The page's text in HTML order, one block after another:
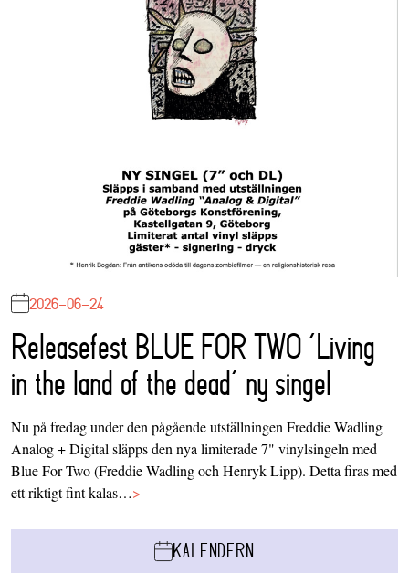
2026-06-24
Releasefest BLUE FOR TWO ‘Living
in the land of the dead’ ny singel
Nu på fredag under den pågående utställningen Freddie Wadling
Analog + Digital släpps den nya limiterade 7" vinylsingeln med
Blue For Two (Freddie Wadling och Henryk Lipp). Detta firas med
ett riktigt fint kalas…>
KALENDERN